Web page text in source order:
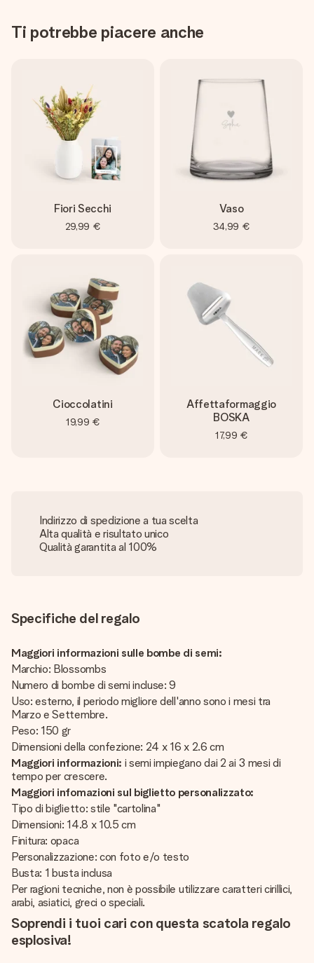
Ti potrebbe piacere anche
Fiori Secchi
29,99 €
Vaso
34,99 €
Cioccolatini
19,99 €
Affettaformaggio
BOSKA
17,99 €
Indirizzo di spedizione a tua scelta
Alta qualità e risultato unico
Qualità garantita al 100%
Specifiche del regalo
Maggiori informazioni sulle bombe di semi:
Marchio: Blossombs
Numero di bombe di semi incluse: 9
Uso: esterno, il periodo migliore dell'anno sono i mesi tra
Marzo e Settembre.
Peso: 150 gr
Dimensioni della confezione: 24 x 16 x 2.6 cm
Maggiori informazioni: i semi impiegano dai 2 ai 3 mesi di
tempo per crescere.
Maggiori infomazioni sul biglietto personalizzato:
Tipo di biglietto: stile "cartolina"
Dimensioni: 14.8 x 10.5 cm
Finitura: opaca
Personalizzazione: con foto e/o testo
Busta: 1 busta inclusa
Per ragioni tecniche, non è possibile utilizzare caratteri cirillici,
arabi, asiatici, greci o speciali.
Soprendi i tuoi cari con questa scatola regalo
esplosiva!